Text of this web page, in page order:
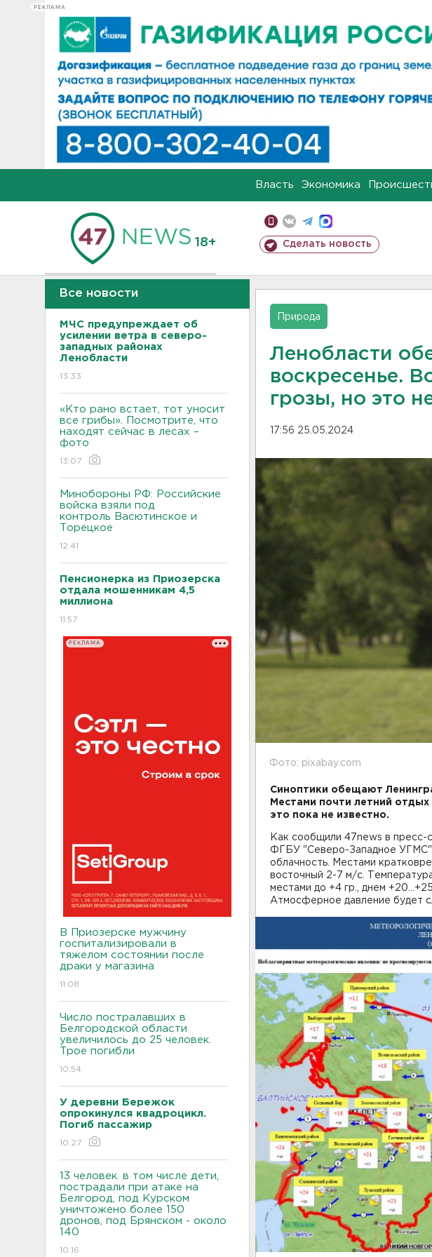
РЕКЛАМА
Власть Экономика
18+ Сделать новость
Все новости
МЧС предупреждает об
усилении ветра в северо-
западных районах
Ленобласти
13:33
«Кто рано встает, тот уносит
все грибы». Посмотрите, что
находят сейчас в лесах –
фото
13:07
Минобороны РФ: Российские
войска взяли под
контроль Васютинское и
Торецкое
12:41
Пенсионерка из Приозерска
отдала мошенникам 4,5
миллиона
11:57
РЕКЛАМА
В Приозерске мужчину
госпитализировали в
тяжелом состоянии после
драки у магазина
11:08
Число постралавших в
Белгородской области
увеличилось до 25 человек.
Трое погибли
10:54
У деревни Бережок
опрокинулся квадроцикл.
Погиб пассажир
10:27
13 человек. в том числе дети,
пострадали при атаке на
Белгород, под Курском
уничтожено более 150
дронов, под Брянском - около
140
10:16
Природа
Ленобласти
воскресенье.
грозы, но это
17:56 25.05.2024
Фото: pixabay.com
Синоптики обещают
Местами почти летний
это пока не известно.
Как сообщили 47news в
ФГБУ "Северо-Западное УГМС",
облачность. Местами
восточный 2-7 м/с.
местами до +4 гр., днем
Атмосферное давление будет